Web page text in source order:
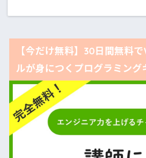
【今だけ無料】30日間無料
ルが身につくプログラミング